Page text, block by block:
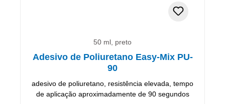
50 ml, preto
Adesivo de Poliuretano Easy-Mix PU-
90
‌adesivo de poliuretano, resistência elevada, tempo
de aplicação aproximadamente de 90 segundos